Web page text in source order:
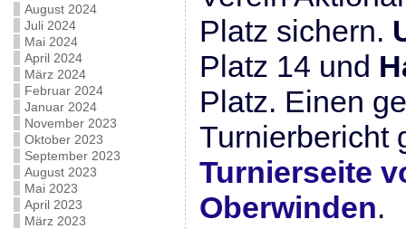
August 2024
Juli 2024
Mai 2024
April 2024
März 2024
Februar 2024
Januar 2024
November 2023
Oktober 2023
September 2023
August 2023
Mai 2023
April 2023
März 2023
Platz sichern.
Platz 14 und
Platz. Einen
Turnierbericht
Turnierseite
Oberwinden.